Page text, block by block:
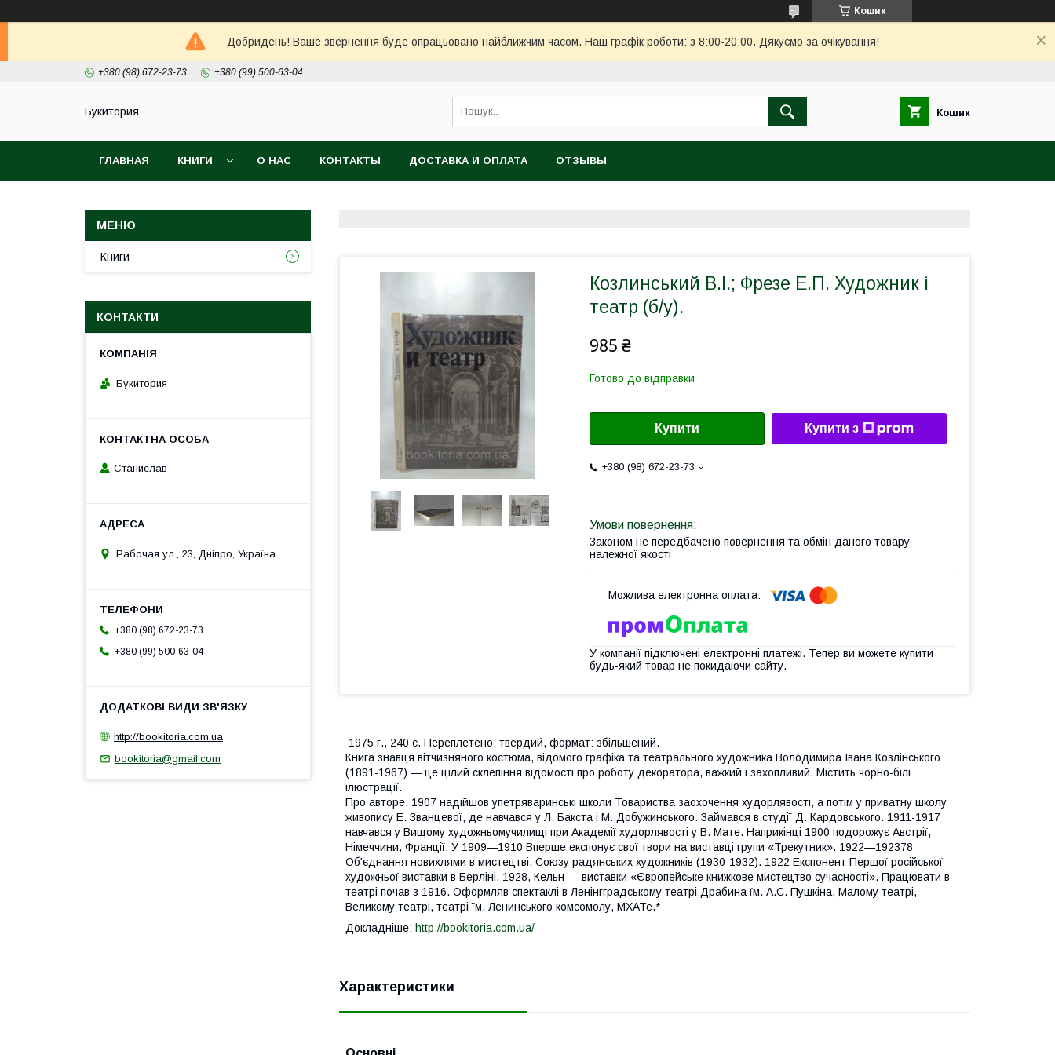
Кошик
Добридень! Ваше звернення буде опрацьовано найближчим часом. Наш графік роботи: з 8:00-20:00. Дякуємо за очікування!
+380 (98) 672-23-73 +380 (99) 500-63-04
Букитория Кошик
ГЛАВНАЯ КНИГИ О НАС КОНТАКТЫ ДОСТАВКА И ОПЛАТА ОТЗЫВЫ
Козлинський В.І.; Фрезе Е.П. Художник і
театр (б/у).
985 ₴
Готово до відправки
Купити Купити з
+380 (98) 672-23-73
Законом не передбачено повернення та обмін даного товару
належної якості
У компанії підключені електронні платежі. Тепер ви можете купити
будь-який товар не покидаючи сайту.
1975 г., 240 c. Переплетено: твердий, формат: збільшений.
Книга знавця вітчизняного костюма, відомого графіка та театрального художника Володимира Івана Козлінського
(1891-1967) — це цілий склепіння відомості про роботу декоратора, важкий і захопливий. Містить чорно-білі
ілюстрації.
Про авторе. 1907 надійшов упетряваринські школи Товариства заохочення худорлявості, а потім у приватну школу
живопису Е. Званцевої, де навчався у Л. Бакста і М. Добужинського. Займався в студії Д. Кардовського. 1911-1917
навчався у Вищому художньомучилищі при Академії худорлявості у В. Мате. Наприкінці 1900 подорожує Австрії,
Німеччини, Франції. У 1909—1910 Вперше експонує свої твори на виставці групи «Трекутник». 1922—192378
Об'єднання новихлями в мистецтві, Союзу радянських художників (1930-1932). 1922 Експонент Першої російської
художньої виставки в Берліні. 1928, Кельн — виставки «Європейське книжкове мистецтво сучасності». Працювати в
театрі почав з 1916. Оформляв спектаклі в Ленінгградському театрі Драбина їм. А.С. Пушкіна, Малому театрі,
Великому театрі, театрі їм. Ленинського комсомолу, МХАТе.*
Докладніше: http://bookitoria.com.ua/
Характеристики
Книги
КОНТАКТИ
Букитория
Станислав
Рабочая ул., 23, Дніпро, Україна
+380 (98) 672-23-73
+380 (99) 500-63-04
http://bookitoria.com.ua
bookitoria@gmail.com